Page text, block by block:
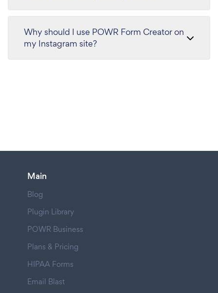
Why should I use POWR Form Creator on
my Instagram site?
Main
Blog
Plugin Library
POWR Business
Plans & Pricing
HIPAA Forms
Email Blast